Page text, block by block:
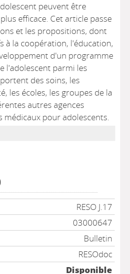
peuvent être
efficace. Cet article passe
et les propositions, dont
à la coopération, l'éducation,
d'un programme
l'adolescent parmi les
des soins, les
les écoles, les groupes de la
autres agences
médicaux pour adolescents.
RESO J.17
03000647
Bulletin
RESOdoc
Disponible